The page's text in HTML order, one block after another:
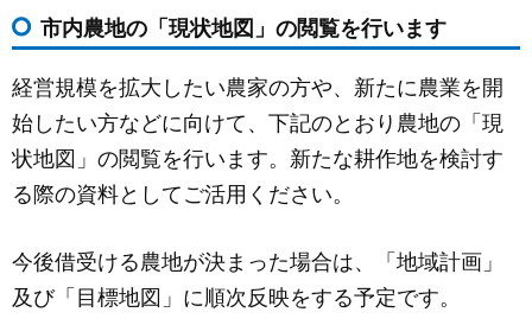
市内農地の「現状地図」の閲覧を行います
経営規模を拡大したい農家の方や、新たに農業を開
始したい方などに向けて、下記のとおり農地の「現
状地図」の閲覧を行います。新たな耕作地を検討す
る際の資料としてご活用ください。
今後借受ける農地が決まった場合は、「地域計画」
及び「目標地図」に順次反映をする予定です。